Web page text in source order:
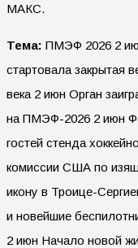
МАКС.
Тема: ПМЭФ 2026 2
стартовала закрытая
века 2 июн Орган
на ПМЭФ-2026 2 июн
гостей стенда
комиссии США по
икону в Троице-
и новейшие
2 июн Начало новой